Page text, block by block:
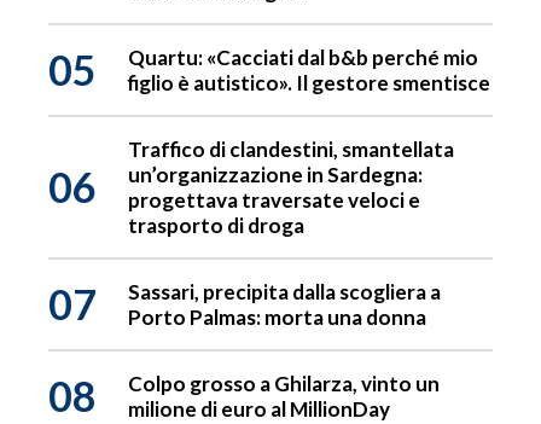
05
Quartu: «Cacciati dal b&b perché mio
figlio è autistico». Il gestore smentisce
06
Traffico di clandestini, smantellata
un’organizzazione in Sardegna:
progettava traversate veloci e
trasporto di droga
07
Sassari, precipita dalla scogliera a
Porto Palmas: morta una donna
08
Colpo grosso a Ghilarza, vinto un
milione di euro al MillionDay